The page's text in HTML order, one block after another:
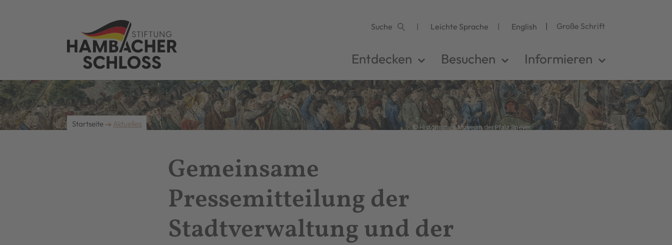
Große Schrift
Suche Leichte Sprache English
Entdecken Besuchen Informieren
© Historisches Museum der Pfalz Speyer
Startseite Aktuelles
Gemeinsame
Pressemitteilung der
Stadtverwaltung und der